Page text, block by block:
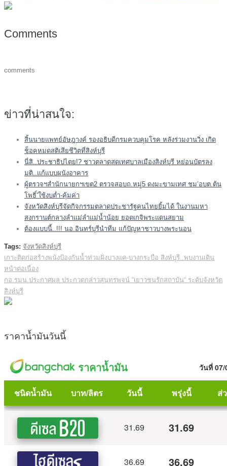
Comments
comments
ข่าวที่น่าสนใจ:
สิ้นนายแพทย์อัษฎางค์ รองอธิบดีกรมควบคุมโรค หลังร่วมงานวิ่ง เกิด
ช็อคหมดสติเสียชีวิตที่สิงห์บุรี
นี่สิ..ประชาธิปไตย!? ชาวตลาดสดเทศบาลเมืองสิงห์บุรี หย่อนบัตรลง
มติ..แก้แบบผนังอาคาร
ผู้ตรวจฯสำนักนายกฯเขต2 ตรวจสอบถ.หมู่5 ดงมะขามเทศ ชม’อบต.ต้น
โพธิ์’ใช้งบต่ำ-คุ้มค่า
จังหวัดสิงห์บุรีจัดกิจกรรมตลาดประชารัฐคนไทยยิ้มได้ ในงานมหา
สงกรานต์กลางลำแม่ลำแม่น้ำน้อย ยอดเกจิพระแดนสยาม
ต้องแบบนี้..!!! นอ.อินทร์บุรีนำทีม แก้ปัญหาชาวบางพระนอน
Tags: จังหวัดสิงห์บุรี
เกาะติดก่อสร้างพนังป้องกันน้ำท่วมฝั่งบางแค-บางกระบือ สิงห์บุรี..พบงานเดิน
หน้าต่อเนื่อง
กอ.รมน.ประกาศผล ประกวดกล่าวสุนทรพจน์ “เยาวชนรักสถาบัน“ ระดับจังหวัด
สิงห์บุรี
ราคาน้ำมันวันนี้